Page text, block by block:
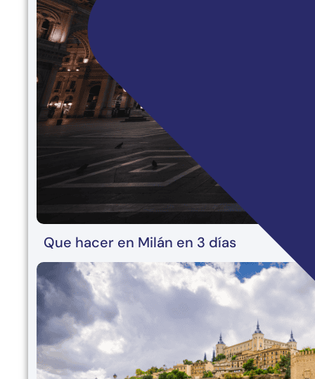
Que hacer en Milán en 3 días